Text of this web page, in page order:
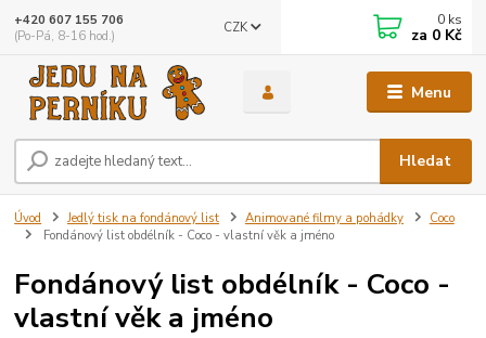
Menu
CZK
Hledat
+420 607 155 706
(Po-Pá, 8-16 hod.)
0 ks
za 0 Kč
Úvod Jedlý tisk na fondánový list Animované filmy a pohádky
Coco
Fondánový list obdélník - Coco - vlastní věk a jméno
Fondánový list obdélník - Coco -
vlastní věk a jméno